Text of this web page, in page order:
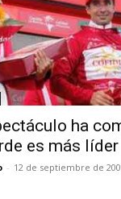
ha
es más líder
- 12 de septiembre de